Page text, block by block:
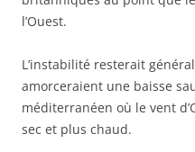
l’Ouest.
L’instabilité resterait
amorceraient une baisse
méditerranéen où le vent
sec et plus chaud.